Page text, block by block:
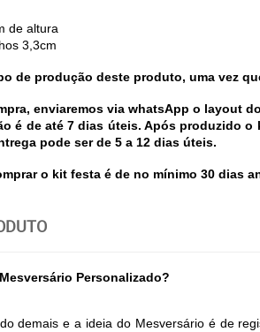
de altura
3,3cm
de produção deste produto, uma vez
enviaremos via whatsApp o layout
é de até 7 dias úteis. Após produzido
pode ser de 5 a 12 dias úteis.
o kit festa é de no mínimo 30 dias
Personalizado?
demais e a ideia do Mesversário é de